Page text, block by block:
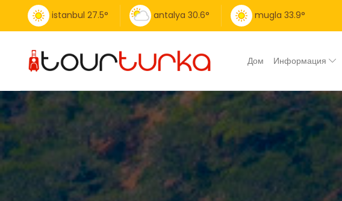
istanbul 27.5° antalya 30.6° mugla 33.9°
Дом Информация